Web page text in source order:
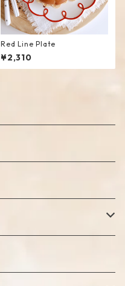
Red Line Plate
¥2,310